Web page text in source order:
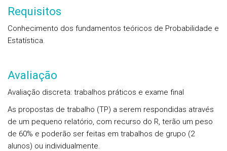
Requisitos
Conhecimento dos fundamentos teóricos de Probabilidade e
Estatística.
Avaliação
Avaliação discreta: trabalhos práticos e exame final
As propostas de trabalho (TP) a serem respondidas através
de um pequeno relatório, com recurso do R, terão um peso
de 60% e poderão ser feitas em trabalhos de grupo (2
alunos) ou individualmente.